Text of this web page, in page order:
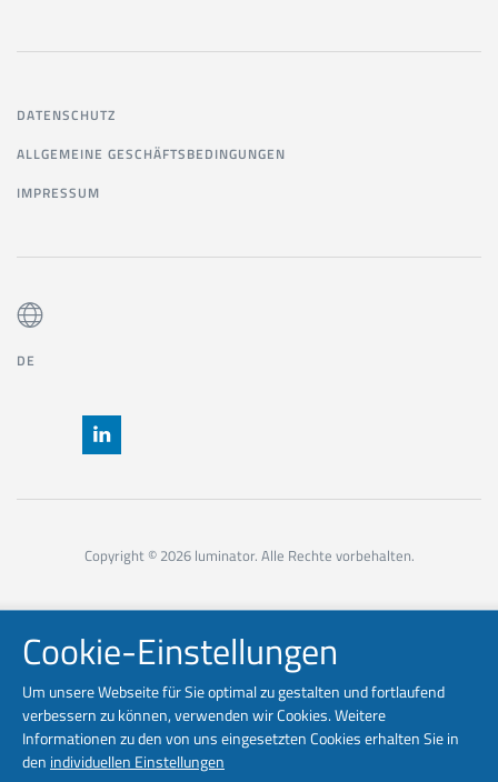
DATENSCHUTZ
ALLGEMEINE GESCHÄFTSBEDINGUNGEN
IMPRESSUM
DE
Copyright © 2026 luminator. Alle Rechte vorbehalten.
Cookie-Einstellungen
Um unsere Webseite für Sie optimal zu gestalten und fortlaufend
verbessern zu können, verwenden wir Cookies. Weitere
Informationen zu den von uns eingesetzten Cookies erhalten Sie in
den individuellen Einstellungen